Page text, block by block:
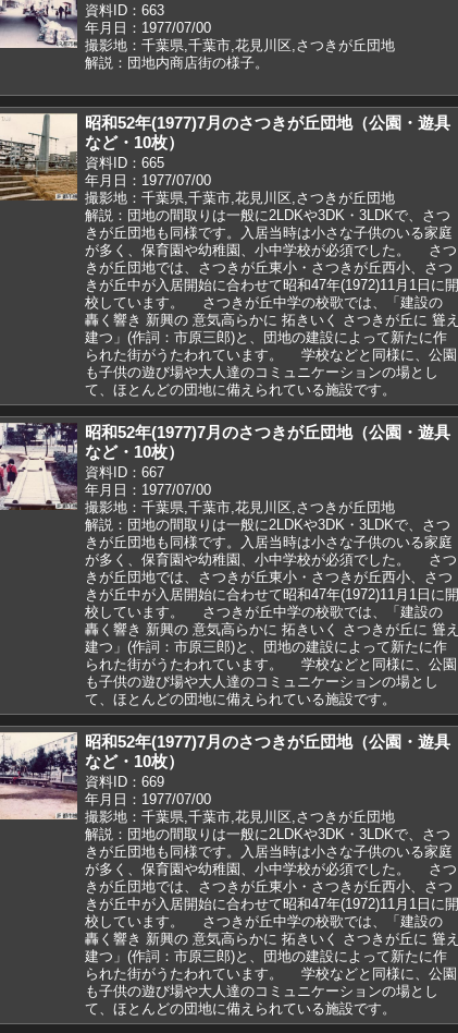
資料ID：663
年月日：1977/07/00
撮影地：千葉県,千葉市,花見川区,さつきが丘団地
解説：団地内商店街の様子。
昭和52年(1977)7月のさつきが丘団地（公園・遊具
など・10枚）
資料ID：665
年月日：1977/07/00
撮影地：千葉県,千葉市,花見川区,さつきが丘団地
解説：団地の間取りは一般に2LDKや3DK・3LDKで、さつ
きが丘団地も同様です。入居当時は小さな子供のいる家庭
が多く、保育園や幼稚園、小中学校が必須でした。 さつ
きが丘団地では、さつきが丘東小・さつきが丘西小、さつ
きが丘中が入居開始に合わせて昭和47年(1972)11月1日に開
校しています。 さつきが丘中学の校歌では、「建設の
轟く響き 新興の 意気高らかに 拓きいく さつきが丘に 聳え
建つ」(作詞：市原三郎)と、団地の建設によって新たに作
られた街がうたわれています。 学校などと同様に、公園
も子供の遊び場や大人達のコミュニケーションの場とし
て、ほとんどの団地に備えられている施設です。
昭和52年(1977)7月のさつきが丘団地（公園・遊具
など・10枚）
資料ID：667
年月日：1977/07/00
撮影地：千葉県,千葉市,花見川区,さつきが丘団地
解説：団地の間取りは一般に2LDKや3DK・3LDKで、さつ
きが丘団地も同様です。入居当時は小さな子供のいる家庭
が多く、保育園や幼稚園、小中学校が必須でした。 さつ
きが丘団地では、さつきが丘東小・さつきが丘西小、さつ
きが丘中が入居開始に合わせて昭和47年(1972)11月1日に開
校しています。 さつきが丘中学の校歌では、「建設の
轟く響き 新興の 意気高らかに 拓きいく さつきが丘に 聳え
建つ」(作詞：市原三郎)と、団地の建設によって新たに作
られた街がうたわれています。 学校などと同様に、公園
も子供の遊び場や大人達のコミュニケーションの場とし
て、ほとんどの団地に備えられている施設です。
昭和52年(1977)7月のさつきが丘団地（公園・遊具
など・10枚）
資料ID：669
年月日：1977/07/00
撮影地：千葉県,千葉市,花見川区,さつきが丘団地
解説：団地の間取りは一般に2LDKや3DK・3LDKで、さつ
きが丘団地も同様です。入居当時は小さな子供のいる家庭
が多く、保育園や幼稚園、小中学校が必須でした。 さつ
きが丘団地では、さつきが丘東小・さつきが丘西小、さつ
きが丘中が入居開始に合わせて昭和47年(1972)11月1日に開
校しています。 さつきが丘中学の校歌では、「建設の
轟く響き 新興の 意気高らかに 拓きいく さつきが丘に 聳え
建つ」(作詞：市原三郎)と、団地の建設によって新たに作
られた街がうたわれています。 学校などと同様に、公園
も子供の遊び場や大人達のコミュニケーションの場とし
て、ほとんどの団地に備えられている施設です。